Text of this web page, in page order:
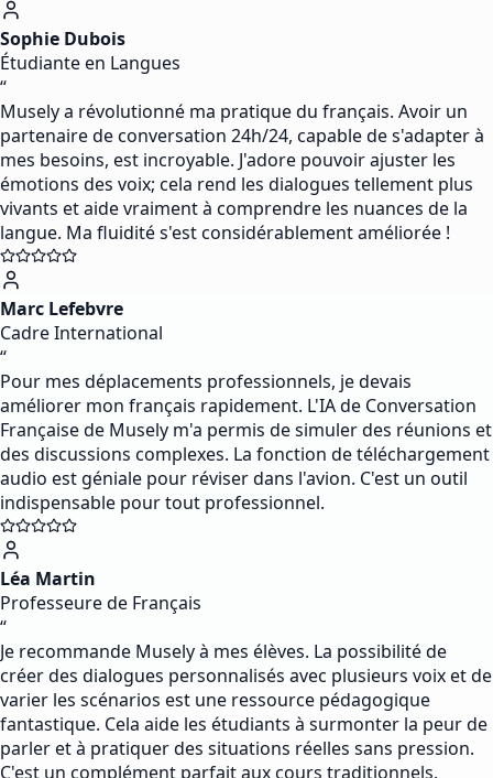
Sophie Dubois
Étudiante en Langues
“
Musely a révolutionné ma pratique du français. Avoir un
partenaire de conversation 24h/24, capable de s'adapter à
mes besoins, est incroyable. J'adore pouvoir ajuster les
émotions des voix; cela rend les dialogues tellement plus
vivants et aide vraiment à comprendre les nuances de la
langue. Ma fluidité s'est considérablement améliorée !
Marc Lefebvre
Cadre International
“
Pour mes déplacements professionnels, je devais
améliorer mon français rapidement. L'IA de Conversation
Française de Musely m'a permis de simuler des réunions et
des discussions complexes. La fonction de téléchargement
audio est géniale pour réviser dans l'avion. C'est un outil
indispensable pour tout professionnel.
Léa Martin
Professeure de Français
“
Je recommande Musely à mes élèves. La possibilité de
créer des dialogues personnalisés avec plusieurs voix et de
varier les scénarios est une ressource pédagogique
fantastique. Cela aide les étudiants à surmonter la peur de
parler et à pratiquer des situations réelles sans pression.
C'est un complément parfait aux cours traditionnels.